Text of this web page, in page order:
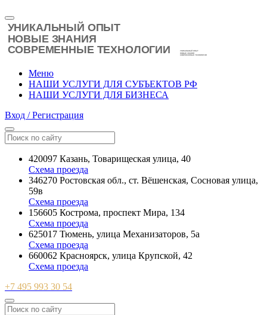
Меню
НАШИ УСЛУГИ ДЛЯ СУБЪЕКТОВ РФ
НАШИ УСЛУГИ ДЛЯ БИЗНЕСА
Вход / Регистрация
420097 Казань, Товарищеская улица, 40
Схема проезда
346270 Ростовская обл., ст. Вёшенская, Сосновая улица,
59в
Схема проезда
156605 Кострома, проспект Мира, 134
Схема проезда
625017 Тюмень, улица Механизаторов, 5а
Схема проезда
660062 Красноярск, улица Крупской, 42
Схема проезда
+7 495 993 30 54